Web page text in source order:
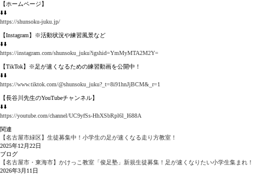
【ホームページ】
⬇️⬇️
https://shunsoku-juku.jp/
【Instagram】※活動状況や練習風景など
⬇️⬇️
https://instagram.com/shunsoku_juku?igshid=YmMyMTA2M2Y=
【TikTok】※足が速くなるための練習動画を公開中！
⬇️⬇️
https://www.tiktok.com/@shunsoku_juku?_t=8i91hnJjBCM&_r=1
【長谷川先生のYouTubeチャンネル】
⬇️⬇️
https://youtube.com/channel/UC9yfSs-HhXSbRpl6l_I688A
関連
【名古屋市緑区】生徒募集中！小学生の足が速くなる走り方教室！
2025年12月22日
ブログ
【名古屋市・東海市】かけっこ教室「俊足塾」新規生徒募集！足が速くなりたい小学生集まれ！
2026年3月11日